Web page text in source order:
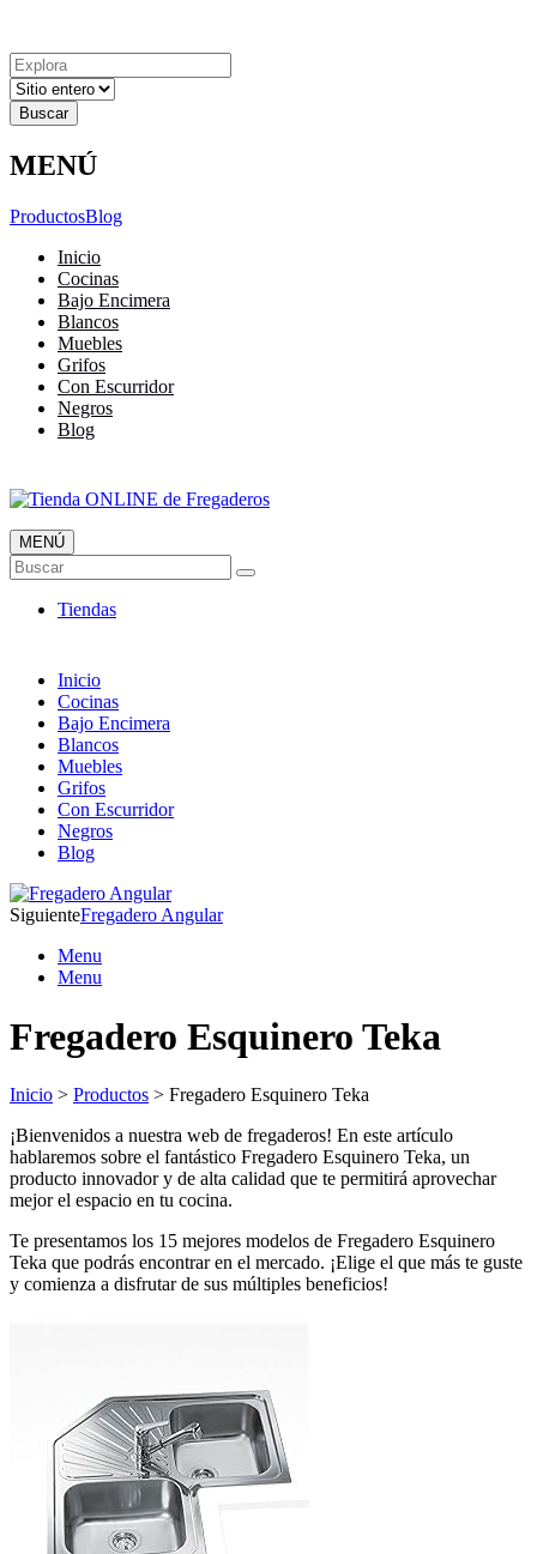
Resultados
para
MENÚ
ProductosBlog
Inicio
Cocinas
Bajo Encimera
Blancos
Muebles
Grifos
Con Escurridor
Negros
Blog
Tienda ONLINE de Fregaderos
TOP en Ventas
MENÚ
Buscar
Tiendas
Inicio
Cocinas
Bajo Encimera
Blancos
Muebles
Grifos
Con Escurridor
Negros
Blog
SiguienteFregadero Angular
Menu
Menu
Fregadero Esquinero Teka
Inicio > Productos > Fregadero Esquinero Teka
¡Bienvenidos a nuestra web de fregaderos! En este artículo
hablaremos sobre el fantástico Fregadero Esquinero Teka, un
producto innovador y de alta calidad que te permitirá aprovechar
mejor el espacio en tu cocina.
Te presentamos los 15 mejores modelos de Fregadero Esquinero
Teka que podrás encontrar en el mercado. ¡Elige el que más te guste
y comienza a disfrutar de sus múltiples beneficios!